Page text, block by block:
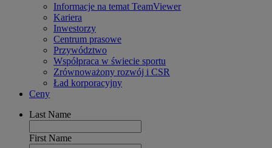
Informacje na temat TeamViewer
Kariera
Inwestorzy
Centrum prasowe
Przywództwo
Współpraca w świecie sportu
Zrównoważony rozwój i CSR
Ład korporacyjny
Ceny
Last Name
First Name